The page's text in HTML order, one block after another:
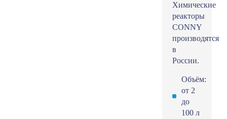
Химические
реакторы
CONNY
производятся
в
России.
Объём:
от 2
до
100 л